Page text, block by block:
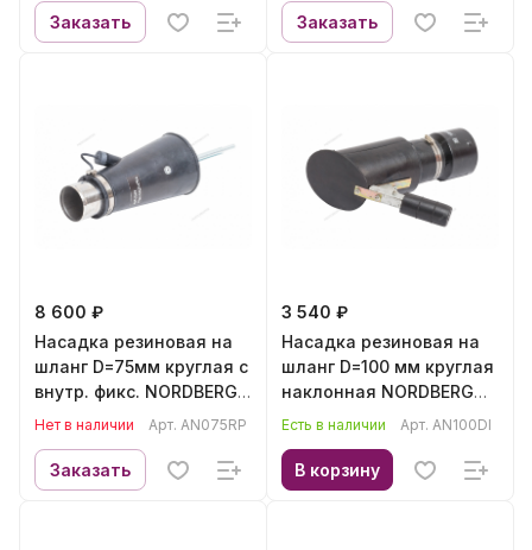
Заказать Заказать
8 600 ₽
Насадка резиновая на
шланг D=75мм круглая с
внутр. фикс. NORDBERG
AN075RP
Нет в наличии Арт. AN075RP
Заказать
3 540 ₽
Насадка резиновая на
шланг D=100 мм круглая
наклонная NORDBERG
AN100DI
Есть в наличии Арт. AN100DI
В корзину